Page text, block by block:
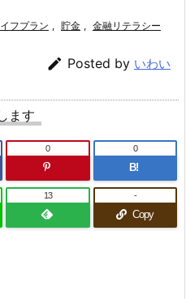
フプラン , 貯金 , 金融リテラシー
 Posted by いわい
ます
0
B!
0
13
Copy
-